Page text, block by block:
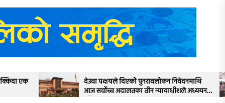
देउवा पक्षयले दिएकोे पुनरावलोकन निवेदनमाथि
आज सर्वोच्च अदालतका तीन न्यायाधीशले अध्ययन
स्थगित